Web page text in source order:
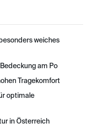
weiches
am Po
Tragekomfort
optimale
in Österreich